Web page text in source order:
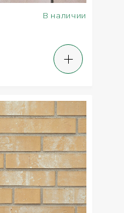
В наличии